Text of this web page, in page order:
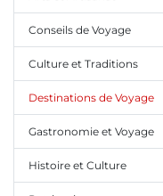
Conseils de Voyage
Culture et Traditions
Destinations de Voyage
Gastronomie et Voyage
Histoire et Culture